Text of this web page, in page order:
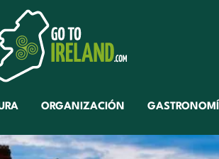
ORGANIZACIÓN